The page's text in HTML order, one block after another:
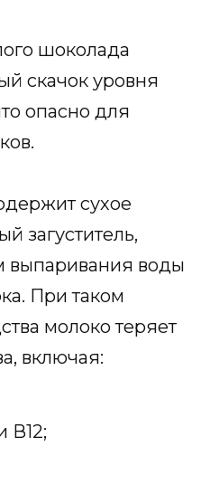
шоколада
скачок уровня
опасно для
сухое
загуститель,
выпаривания воды
При таком
молоко теряет
включая:
В12;